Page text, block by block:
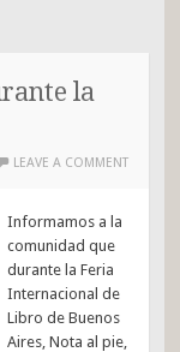
la
LEAVE A COMMENT
Informamos a la
comunidad que
durante la Feria
Internacional de
Libro de Buenos
Aires, Nota al pie,